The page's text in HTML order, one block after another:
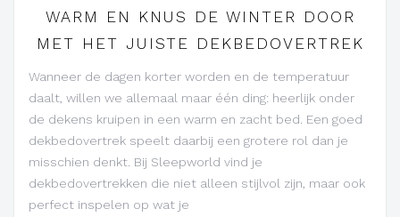
WARM EN KNUS DE WINTER DOOR
MET HET JUISTE DEKBEDOVERTREK
Wanneer de dagen korter worden en de temperatuur
daalt, willen we allemaal maar één ding: heerlijk onder
de dekens kruipen in een warm en zacht bed. Een goed
dekbedovertrek speelt daarbij een grotere rol dan je
misschien denkt. Bij Sleepworld vind je
dekbedovertrekken die niet alleen stijlvol zijn, maar ook
perfect inspelen op wat je